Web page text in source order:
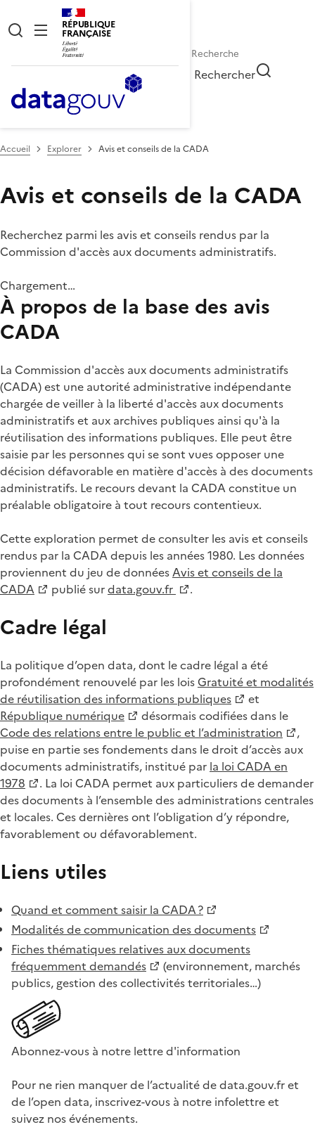
RÉPUBLIQUE
FRANÇAISE
Rechercher
Accueil Explorer Avis et conseils de la CADA
Avis et conseils de la CADA
Recherchez parmi les avis et conseils rendus par la
Commission d'accès aux documents administratifs.
Chargement…
À propos de la base des avis
CADA
La Commission d'accès aux documents administratifs
(CADA) est une autorité administrative indépendante
chargée de veiller à la liberté d'accès aux documents
administratifs et aux archives publiques ainsi qu'à la
réutilisation des informations publiques. Elle peut être
saisie par les personnes qui se sont vues opposer une
décision défavorable en matière d'accès à des documents
administratifs. Le recours devant la CADA constitue un
préalable obligatoire à tout recours contentieux.
Cette exploration permet de consulter les avis et conseils
rendus par la CADA depuis les années 1980. Les données
proviennent du jeu de donnéesAvis et conseils de la
CADA
publié surdata.gouv.fr .
Cadre légal
La politique d’open data, dont le cadre légal a été
profondément renouvelé par les loisGratuité et modalités
de réutilisation des informations publiques
et
République numérique
désormais codifiées dans le
Code des relations entre le public et l’administration
,
puise en partie ses fondements dans le droit d’accès aux
documents administratifs, institué par la loi CADA en
1978
. La loi CADA permet aux particuliers de demander
des documents à l’ensemble des administrations centrales
et locales. Ces dernières ont l’obligation d’y répondre,
favorablement ou défavorablement.
Liens utiles
Quand et comment saisir la CADA ?
Modalités de communication des documents
Fiches thématiques relatives aux documents
fréquemment demandés
(environnement, marchés
publics, gestion des collectivités territoriales…)
Abonnez-vous à notre lettre d'information
Pour ne rien manquer de l’actualité de data.gouv.fr et
de l’open data, inscrivez-vous à notre infolettre et
suivez nos événements.